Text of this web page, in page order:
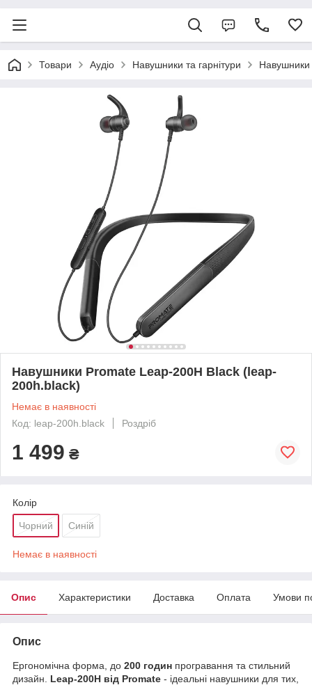
Товари Аудіо Навушники та гарнітури
Навушники Promate Leap-200H Black (leap-
200h.black)
Немає в наявності
Код: leap-200h.black
Роздріб
1 499 ₴
Колір
Чорний Синій
Немає в наявності
Опис Характеристики Доставка Оплата Умови
Опис
Ергономічна форма, до 200 годин програвання та стильний
дизайн. Leap-200H від Promate - ідеальні навушники для тих,